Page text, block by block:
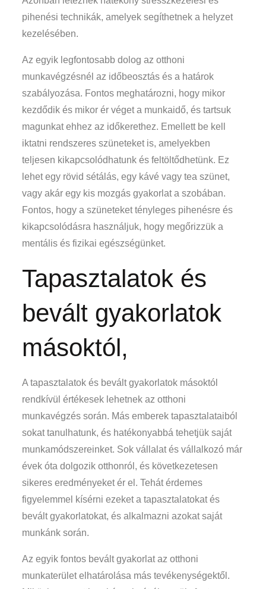
pihenési technikák, amelyek segíthetnek a helyzet
kezelésében.
Az egyik legfontosabb dolog az otthoni
munkavégzésnél az időbeosztás és a határok
szabályozása. Fontos meghatározni, hogy mikor
kezdődik és mikor ér véget a munkaidő, és tartsuk
magunkat ehhez az időkerethez. Emellett be kell
iktatni rendszeres szüneteket is, amelyekben
teljesen kikapcsolódhatunk és feltöltődhetünk. Ez
lehet egy rövid sétálás, egy kávé vagy tea szünet,
vagy akár egy kis mozgás gyakorlat a szobában.
Fontos, hogy a szüneteket tényleges pihenésre és
kikapcsolódásra használjuk, hogy megőrizzük a
mentális és fizikai egészségünket.
Tapasztalatok és
bevált gyakorlatok
másoktól,
A tapasztalatok és bevált gyakorlatok másoktól
rendkívül értékesek lehetnek az otthoni
munkavégzés során. Más emberek tapasztalataiból
sokat tanulhatunk, és hatékonyabbá tehetjük saját
munkamódszereinket. Sok vállalat és vállalkozó már
évek óta dolgozik otthonról, és következetesen
sikeres eredményeket ér el. Tehát érdemes
figyelemmel kísérni ezeket a tapasztalatokat és
bevált gyakorlatokat, és alkalmazni azokat saját
munkánk során.
Az egyik fontos bevált gyakorlat az otthoni
munkaterület elhatárolása más tevékenységektől.